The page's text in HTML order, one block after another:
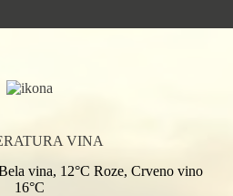
VINA
vina, 12°C Roze, Crveno vino
16°C